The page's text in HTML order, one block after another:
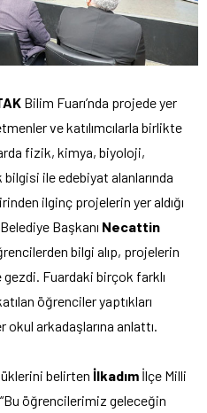
Bilim Fuarı’nda projede yer
ve katılımcılarla birlikte
fizik, kimya, biyoloji,
ile edebiyat alanlarında
ilginç projelerin yer aldığı
Belediye Başkanı Necattin
bilgi alıp, projelerin
gezdi. Fuardaki birçok farklı
öğrenciler yaptıkları
okul arkadaşlarına anlattı.
belirten İlkadım İlçe Milli
öğrencilerimiz geleceğin